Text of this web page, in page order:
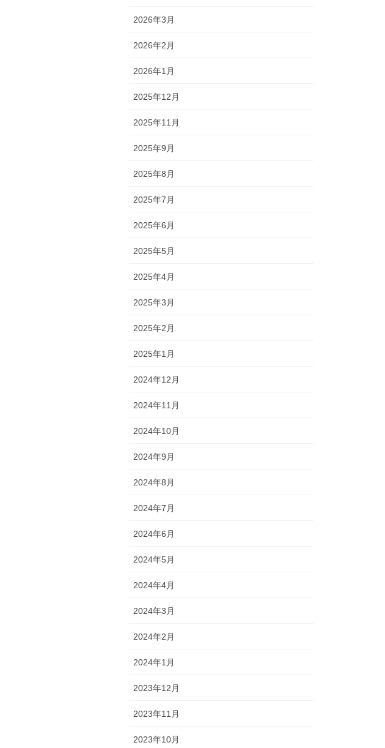
2026年3月
2026年2月
2026年1月
2025年12月
2025年11月
2025年9月
2025年8月
2025年7月
2025年6月
2025年5月
2025年4月
2025年3月
2025年2月
2025年1月
2024年12月
2024年11月
2024年10月
2024年9月
2024年8月
2024年7月
2024年6月
2024年5月
2024年4月
2024年3月
2024年2月
2024年1月
2023年12月
2023年11月
2023年10月